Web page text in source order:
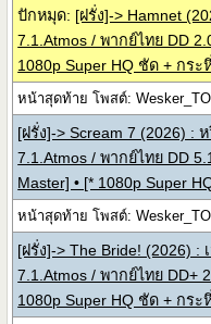
ปักหมุด: [ฝรั่ง]-> Hamnet
7.1.Atmos / พากย์ไทย DD
1080p Super HQ ชัด + กระ
หน้าสุดท้าย โพสต์:
[ฝรั่ง]-> Scream 7 (2026) :
7.1.Atmos / พากย์ไทย DD
Master] • [* 1080p Super
หน้าสุดท้าย โพสต์:
[ฝรั่ง]-> The Bride! (2026) :
7.1.Atmos / พากย์ไทย DD+
1080p Super HQ ชัด + กระ